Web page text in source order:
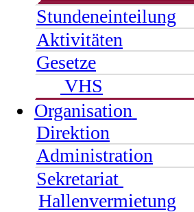
Stundeneinteilung
Aktivitäten
Gesetze
VHS
Organisation
Direktion
Administration
Sekretariat
Hallenvermietung